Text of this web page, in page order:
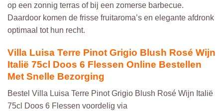
op een zonnig terras of bij een zomerse barbecue.
Daardoor komen de frisse fruitaroma’s en elegante afdronk
optimaal tot hun recht.
Villa Luisa Terre Pinot Grigio Blush Rosé Wijn
Italië 75cl Doos 6 Flessen Online Bestellen
Met Snelle Bezorging
Bestel Villa Luisa Terre Pinot Grigio Blush Rosé Wijn Italië
75cl Doos 6 Flessen voordelig via